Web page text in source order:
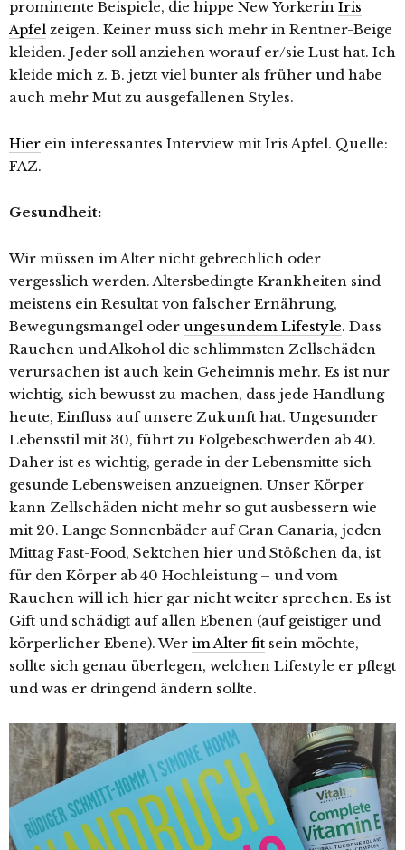
prominente Beispiele, die hippe New Yorkerin Iris
Apfel zeigen. Keiner muss sich mehr in Rentner-Beige
kleiden. Jeder soll anziehen worauf er/sie Lust hat. Ich
kleide mich z. B. jetzt viel bunter als früher und habe
auch mehr Mut zu ausgefallenen Styles.
Hier ein interessantes Interview mit Iris Apfel. Quelle:
FAZ.
Gesundheit:
Wir müssen im Alter nicht gebrechlich oder
vergesslich werden. Altersbedingte Krankheiten sind
meistens ein Resultat von falscher Ernährung,
Bewegungsmangel oder ungesundem Lifestyle. Dass
Rauchen und Alkohol die schlimmsten Zellschäden
verursachen ist auch kein Geheimnis mehr. Es ist nur
wichtig, sich bewusst zu machen, dass jede Handlung
heute, Einfluss auf unsere Zukunft hat. Ungesunder
Lebensstil mit 30, führt zu Folgebeschwerden ab 40.
Daher ist es wichtig, gerade in der Lebensmitte sich
gesunde Lebensweisen anzueignen. Unser Körper
kann Zellschäden nicht mehr so gut ausbessern wie
mit 20. Lange Sonnenbäder auf Cran Canaria, jeden
Mittag Fast-Food, Sektchen hier und Stößchen da, ist
für den Körper ab 40 Hochleistung – und vom
Rauchen will ich hier gar nicht weiter sprechen. Es ist
Gift und schädigt auf allen Ebenen (auf geistiger und
körperlicher Ebene). Wer im Alter fit sein möchte,
sollte sich genau überlegen, welchen Lifestyle er pflegt
und was er dringend ändern sollte.